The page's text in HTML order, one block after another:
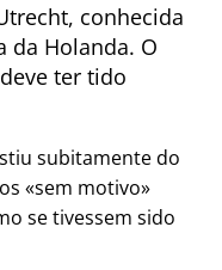
conhecida
da Holanda. O
ter tido
subitamente do
sem motivo
se tivessem sido